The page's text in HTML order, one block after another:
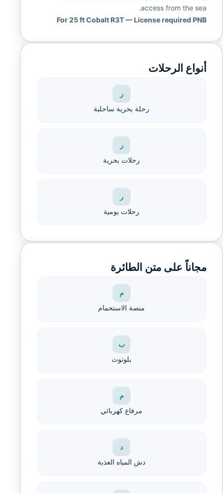
access from the sea.
For 25 ft Cobalt R3T — License required PNB
أنواع الرحلات
ر
رحلة بحرية ساحلية
ر
رحلات بحرية
ر
رحلات يومية
مجاناً على متن الطائرة
م
منصة الاستحمام
ب
بلوتوث
م
مرفاع كهربائي
د
دش المياه العذبة